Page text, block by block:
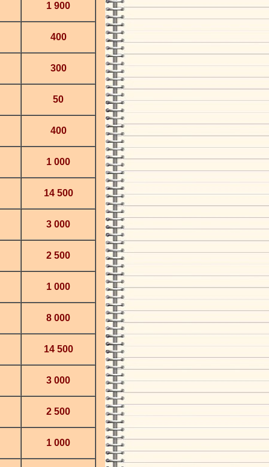
1 900
400
300
50
400
1 000
14 500
3 000
2 500
1 000
8 000
14 500
3 000
2 500
1 000